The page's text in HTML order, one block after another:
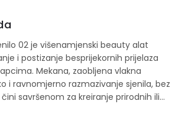
02 je višenamjenski beauty alat
i postizanje besprijekornih prijelaza
Mekana, zaobljena vlakna
i ravnomjerno razmazivanje sjenila, bez
savršenom za kreiranje prirodnih ili
lookova. Zahvaljujući kvalitetnim
četkica je nježna prema koži,